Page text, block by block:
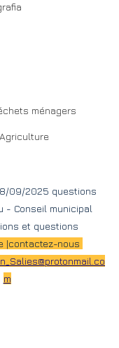
ménagers
09/2025 questions
- Conseil municipal
et questions
|contactez-nous
m